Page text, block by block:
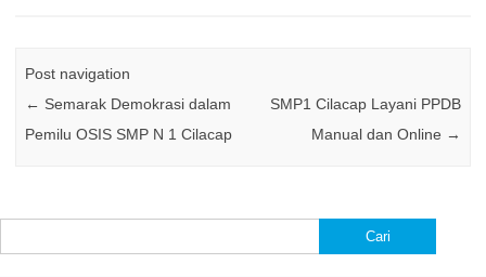
Post navigation
← Semarak Demokrasi dalam
Pemilu OSIS SMP N 1 Cilacap
SMP1 Cilacap Layani PPDB
Manual dan Online →
untuk: